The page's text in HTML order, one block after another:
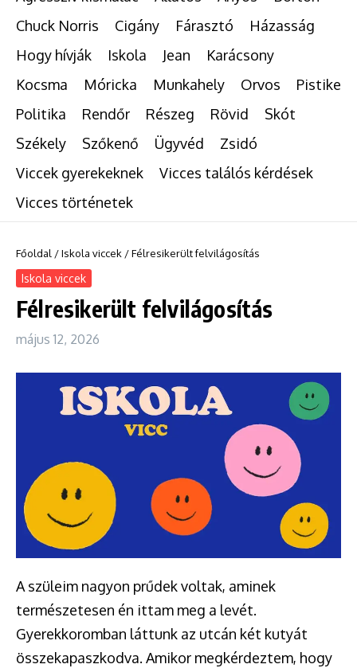
Chuck Norris
Cigány Fárasztó
Házasság
Hogy hívják
Iskola Jean
Karácsony
Kocsma
Móricka Munkahely Orvos
Pistike
Politika
Rendőr Részeg Rövid
Skót
Székely
Szőkenő Ügyvéd
Zsidó
Viccek gyerekeknek
Vicces találós kérdések
Vicces történetek
Főoldal /Iskola viccek /Félresikerült felvilágosítás
Iskola viccek
Félresikerült felvilágosítás
május 12, 2026
A szüleim nagyon prűdek voltak, aminek
természetesen én ittam meg a levét.
Gyerekkoromban láttunk az utcán két kutyát
összekapaszkodva. Amikor megkérdeztem, hogy